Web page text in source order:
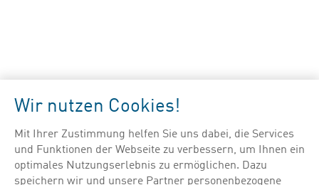
Starke Impulse, starker
Standort
Die Pharmaindustrie setzt sich aktiv für die
Wir nutzen Cookies!
Mit Ihrer Zustimmung helfen Sie uns dabei, die Services
und Funktionen der Webseite zu verbessern, um Ihnen ein
optimales Nutzungserlebnis zu ermöglichen. Dazu
speichern wir und unsere Partner personenbezogene